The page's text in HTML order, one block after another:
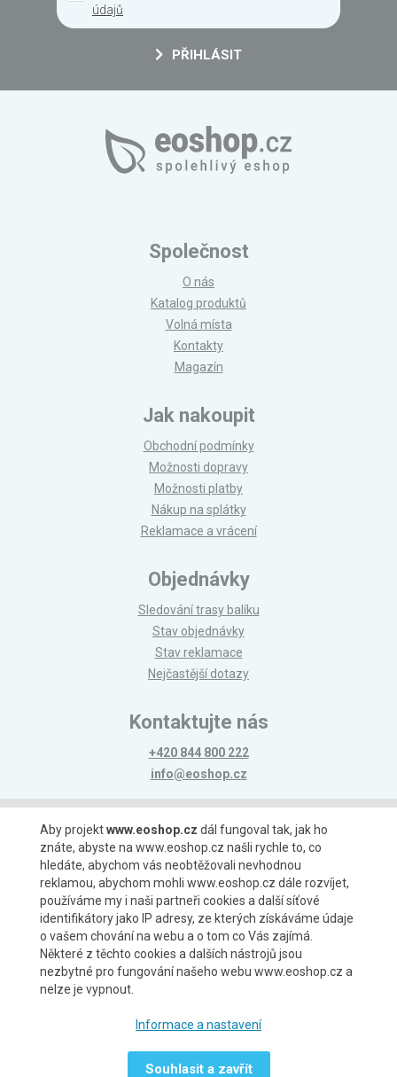
údajů
PŘIHLÁSIT
Společnost
O nás
Katalog produktů
Volná místa
Kontakty
Magazín
Jak nakoupit
Obchodní podmínky
Možnosti dopravy
Možnosti platby
Nákup na splátky
Reklamace a vrácení
Objednávky
Sledování trasy balíku
Stav objednávky
Stav reklamace
Nejčastější dotazy
Kontaktujte nás
+420 844 800 222
info@eoshop.cz
Možnosti platby
Možnosti dopravy
Aby projektwww.eoshop.cz dál fungoval tak, jak ho
znáte, abyste na www.eoshop.cz našli rychle to, co
hledáte, abychom vás neobtěžovali nevhodnou
reklamou, abychom mohli www.eoshop.cz dále rozvíjet,
používáme my i naši partneři cookies a další síťové
identifikátory jako IP adresy, ze kterých získáváme údaje
o vašem chování na webu a o tom co Vás zajímá.
Některé z těchto cookies a dalších nástrojů jsou
nezbytné pro fungování našeho webu www.eoshop.cz a
nelze je vypnout.
Informace a nastavení
Souhlasit a zavřít